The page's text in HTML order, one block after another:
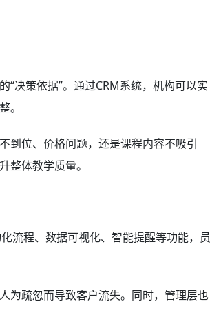
决策依据”。通过CRM系统，机构可以实
。
到位、价格问题，还是课程内容不吸引
整体教学质量。
流程、数据可视化、智能提醒等功能，员
为疏忽而导致客户流失。同时，管理层也